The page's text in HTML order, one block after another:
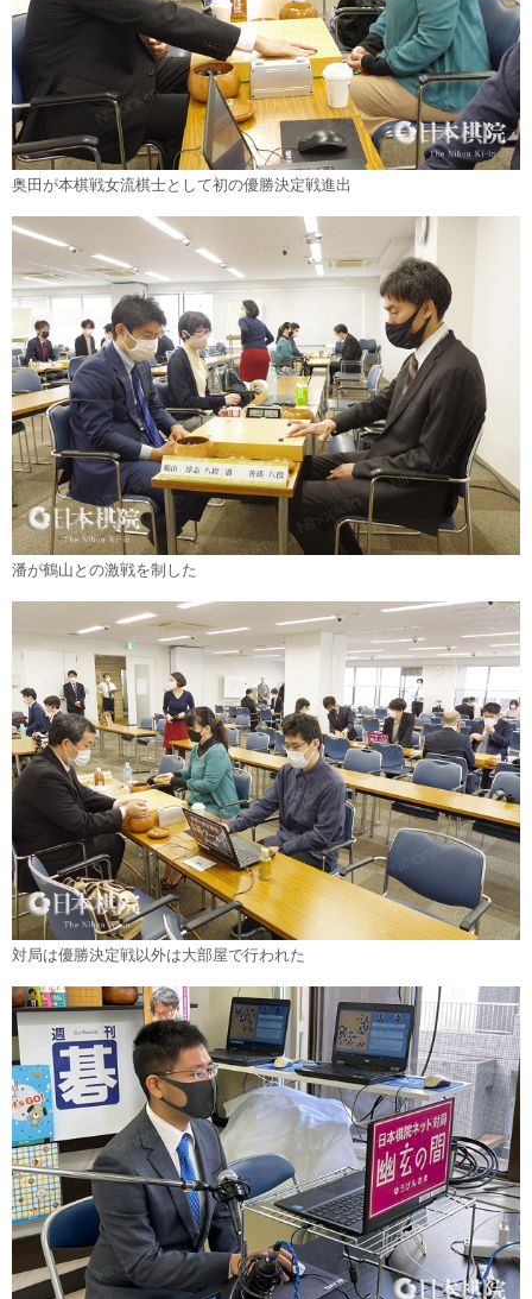
奥田が本棋戦女流棋士として初の優勝決定戦進出
潘が鶴山との激戦を制した
対局は優勝決定戦以外は大部屋で行われた